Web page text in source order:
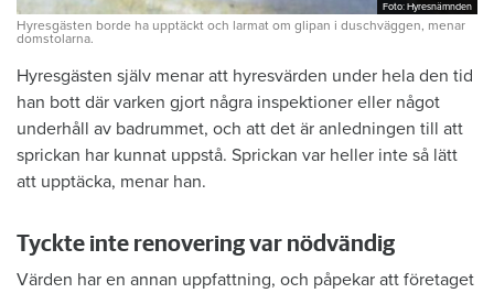
Foto: Hyresnämnden
Foto: Hyresnämnden
Hyresgästen borde ha upptäckt och larmat om glipan i duschväggen, menar
domstolarna.
Hyresgästen själv menar att hyresvärden under hela den tid
han bott där varken gjort några inspektioner eller något
underhåll av badrummet, och att det är anledningen till att
sprickan har kunnat uppstå. Sprickan var heller inte så lätt
att upptäcka, menar han.
Tyckte inte renovering var nödvändig
Värden har en annan uppfattning, och påpekar att företaget